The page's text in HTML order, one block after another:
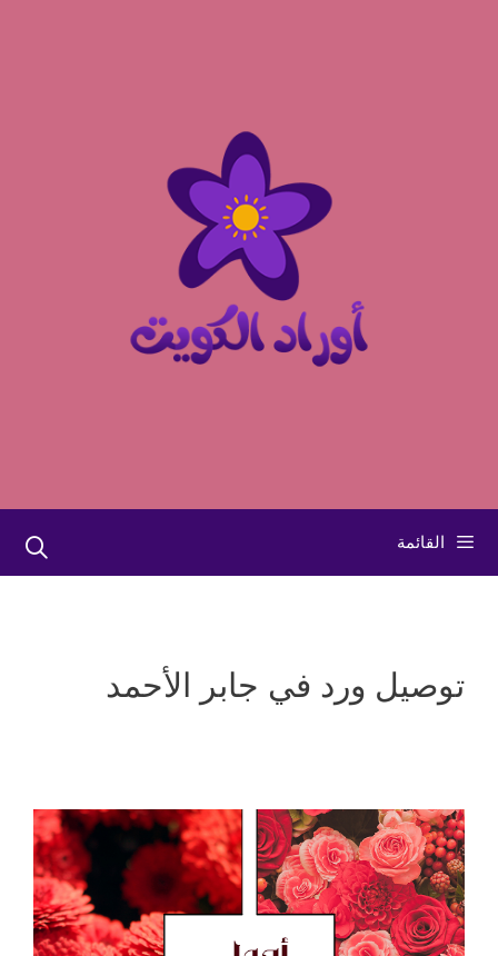
القائمة
توصيل ورد في جابر الأحمد